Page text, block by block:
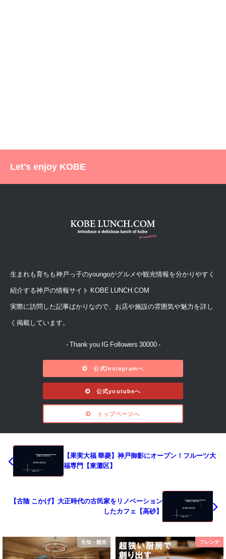
Let's enjoy KOBE
生まれも育ちも神戸っ子のyoungoがグルメや観光情報を分かりやすく
紹介する神戸の情報サイト KOBE LUNCH.COM
実際に訪問した記事ばかりなので、お店や施設の雰囲気や魅力を詳し
く掲載しています。
- Thank you IG Followers 30000 -
公式Instagramへ
公式youtubeへ
トップページへ
【果実大福 華菱】神戸御影にオープン！フルーツ大
福専門【東灘区】
【古陰 こかげ】大正時代の古民家をリノベーション
したカフェ【高砂】
告知・観光 フレンチ